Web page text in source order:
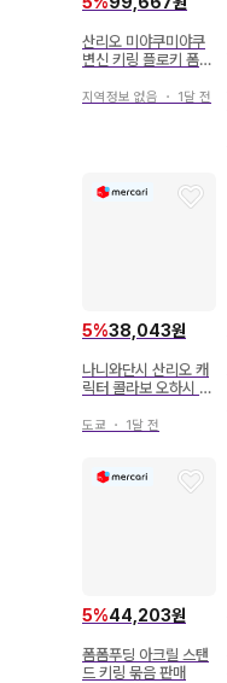
산리오 미야쿠미야쿠
변신 키링 플로키 폼폼
지역정보 없음 ・ 1달 전
5%38,043원
나니와단시 산리오 캐
릭터 콜라보 오하시 카
폼푸린
도쿄 ・ 1달 전
5%44,203원
폼폼푸딩 아크릴 스탠
드 키링 묶음 판매